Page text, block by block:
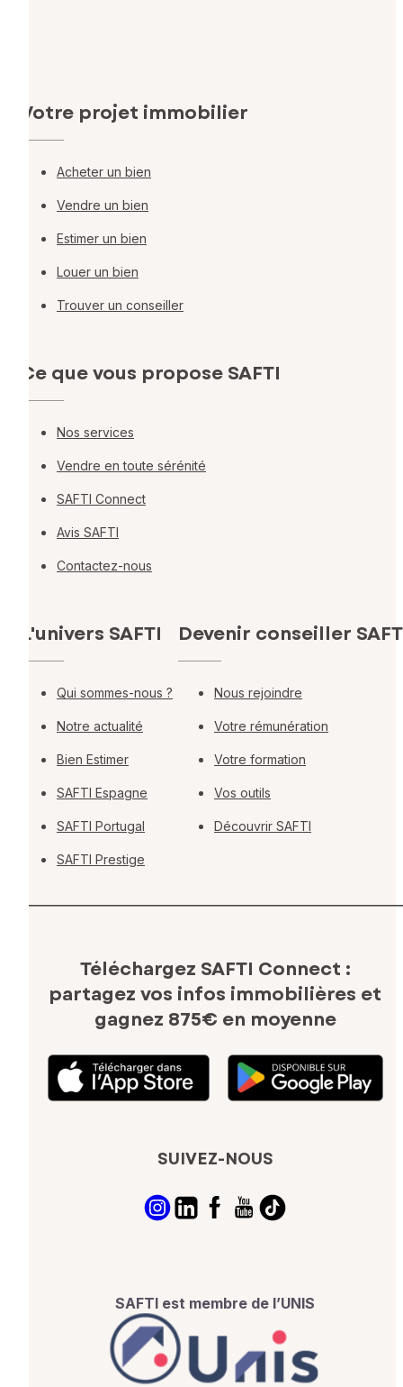
Votre projet immobilier
Acheter un bien
Vendre un bien
Estimer un bien
Louer un bien
Trouver un conseiller
Ce que vous propose SAFTI
Nos services
Vendre en toute sérénité
SAFTI Connect
Avis SAFTI
Contactez-nous
L'univers SAFTI
Qui sommes-nous ?
Notre actualité
Bien Estimer
SAFTI Espagne
SAFTI Portugal
SAFTI Prestige
Devenir conseiller
Nous rejoindre
Votre rémunération
Votre formation
Vos outils
Découvrir SAFTI
Téléchargez SAFTI Connect :
partagez vos infos immobilières et
gagnez 875€ en moyenne
SUIVEZ-NOUS
SAFTI est membre de l’UNIS